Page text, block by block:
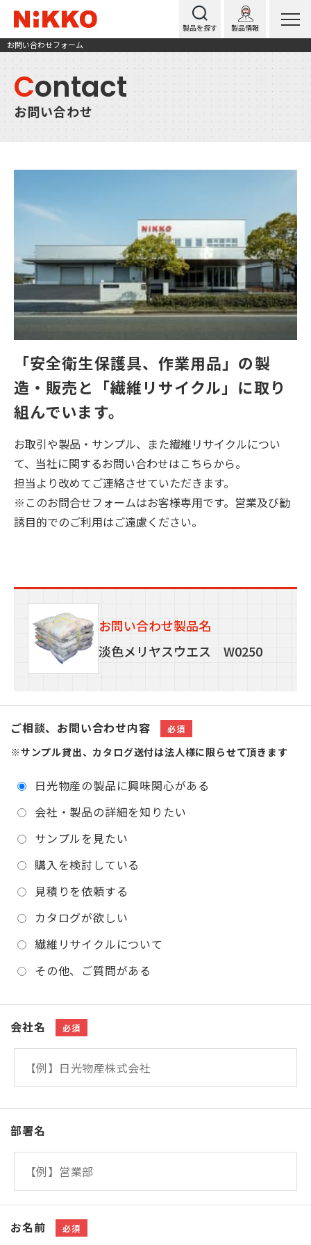
製品を探す 製品情報
お問い合わせフォーム
Contact
お問い合わせ
「安全衛生保護具、作業用品」の製
造・販売と 「繊維リサイクル」に取り
組んでいます。
お取引や製品・サンプル、また繊維リサイクルについ
て、当社に関するお問い合わせはこちらから。
担当より改めてご連絡させていただきます。
※このお問合せフォームはお客様専用です。営業及び勧
誘目的でのご利用はご遠慮ください。
お問い合わせ製品名
淡色メリヤスウエス W0250
ご相談、お問い合わせ内容 必須
※サンプル貸出、カタログ送付は法人様に限らせて頂きます
日光物産の製品に興味関心がある
会社・製品の詳細を知りたい
サンプルを見たい
購入を検討している
見積りを依頼する
カタログが欲しい
繊維リサイクルについて
その他、ご質問がある
会社名 必須
部署名
お名前 必須